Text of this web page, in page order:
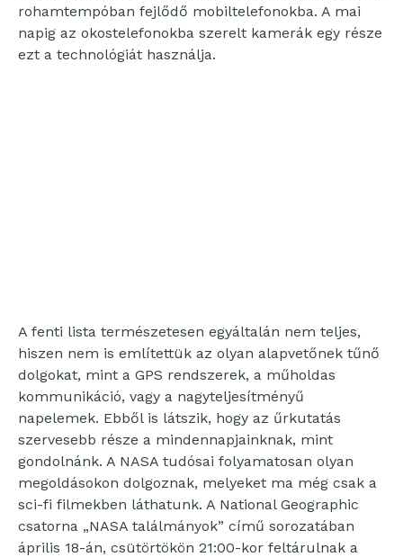
rohamtempóban fejlődő mobiltelefonokba. A mai
napig az okostelefonokba szerelt kamerák egy része
ezt a technológiát használja.
A fenti lista természetesen egyáltalán nem teljes,
hiszen nem is említettük az olyan alapvetőnek tűnő
dolgokat, mint a GPS rendszerek, a műholdas
kommunikáció, vagy a nagyteljesítményű
napelemek. Ebből is látszik, hogy az űrkutatás
szervesebb része a mindennapjainknak, mint
gondolnánk. A NASA tudósai folyamatosan olyan
megoldásokon dolgoznak, melyeket ma még csak a
sci-fi filmekben láthatunk. A National Geographic
csatorna „NASA találmányok” című sorozatában
április 18-án, csütörtökön 21:00-kor feltárulnak a